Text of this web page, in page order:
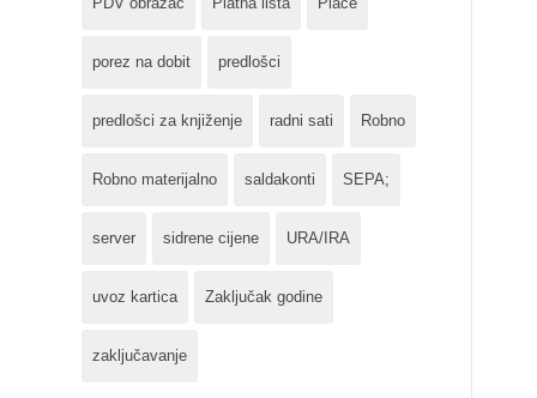
porez na dobit predlošci
predlošci za knjiženje radni sati Robno
Robno materijalno saldakonti SEPA;
server sidrene cijene URA/IRA
uvoz kartica Zaključak godine
zaključavanje